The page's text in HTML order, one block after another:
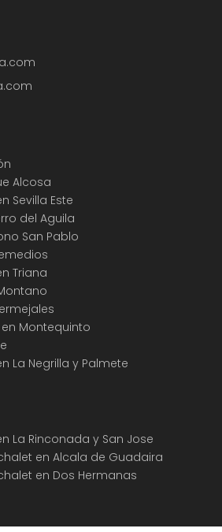
Alcosa
Sevilla Este
del Aguila
San Pablo
Triana
Montequinto
La Negrilla y Palmete
La Rinconada y San Jose
en Alcala de Guadaira
en Dos Hermanas